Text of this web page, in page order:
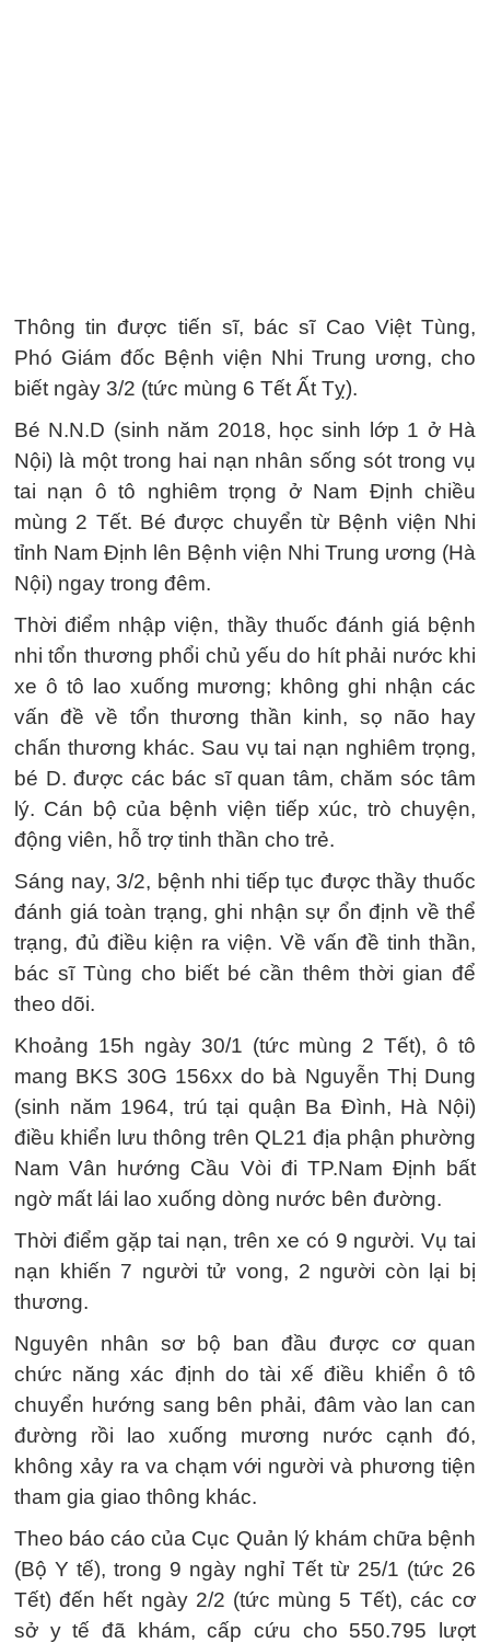
Thông tin được tiến sĩ, bác sĩ Cao Việt Tùng,
Phó Giám đốc Bệnh viện Nhi Trung ương, cho
biết ngày 3/2 (tức mùng 6 Tết Ất Tỵ).
Bé N.N.D (sinh năm 2018, học sinh lớp 1 ở Hà
Nội) là một trong hai nạn nhân sống sót trong vụ
tai nạn ô tô nghiêm trọng ở Nam Định chiều
mùng 2 Tết. Bé được chuyển từ Bệnh viện Nhi
tỉnh Nam Định lên Bệnh viện Nhi Trung ương (Hà
Nội) ngay trong đêm.
Thời điểm nhập viện, thầy thuốc đánh giá bệnh
nhi tổn thương phổi chủ yếu do hít phải nước khi
xe ô tô lao xuống mương; không ghi nhận các
vấn đề về tổn thương thần kinh, sọ não hay
chấn thương khác. Sau vụ tai nạn nghiêm trọng,
bé D. được các bác sĩ quan tâm, chăm sóc tâm
lý. Cán bộ của bệnh viện tiếp xúc, trò chuyện,
động viên, hỗ trợ tinh thần cho trẻ.
Sáng nay, 3/2, bệnh nhi tiếp tục được thầy thuốc
đánh giá toàn trạng, ghi nhận sự ổn định về thể
trạng, đủ điều kiện ra viện. Về vấn đề tinh thần,
bác sĩ Tùng cho biết bé cần thêm thời gian để
theo dõi.
Khoảng 15h ngày 30/1 (tức mùng 2 Tết), ô tô
mang BKS 30G 156xx do bà Nguyễn Thị Dung
(sinh năm 1964, trú tại quận Ba Đình, Hà Nội)
điều khiển lưu thông trên QL21 địa phận phường
Nam Vân hướng Cầu Vòi đi TP.Nam Định bất
ngờ mất lái lao xuống dòng nước bên đường.
Thời điểm gặp tai nạn, trên xe có 9 người. Vụ tai
nạn khiến 7 người tử vong, 2 người còn lại bị
thương.
Nguyên nhân sơ bộ ban đầu được cơ quan
chức năng xác định do tài xế điều khiển ô tô
chuyển hướng sang bên phải, đâm vào lan can
đường rồi lao xuống mương nước cạnh đó,
không xảy ra va chạm với người và phương tiện
tham gia giao thông khác.
Theo báo cáo của Cục Quản lý khám chữa bệnh
(Bộ Y tế), trong 9 ngày nghỉ Tết từ 25/1 (tức 26
Tết) đến hết ngày 2/2 (tức mùng 5 Tết), các cơ
sở y tế đã khám, cấp cứu cho 550.795 lượt